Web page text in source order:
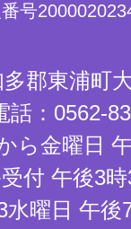
号
郡東浦町
話：0562-
ら金曜日
受付 午後3
水曜日 午後